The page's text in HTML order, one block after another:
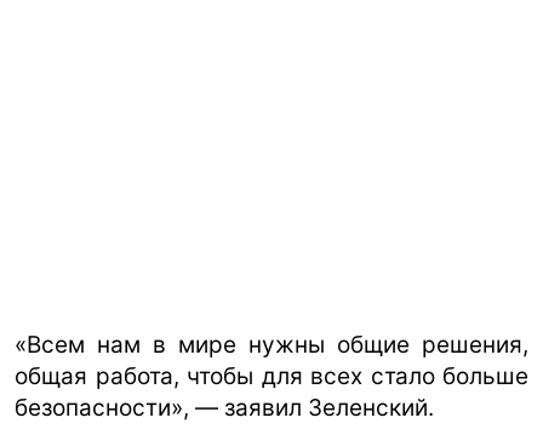
«Всем нам в мире нужны общие решения,
общая работа, чтобы для всех стало больше
безопасности», — заявил Зеленский.